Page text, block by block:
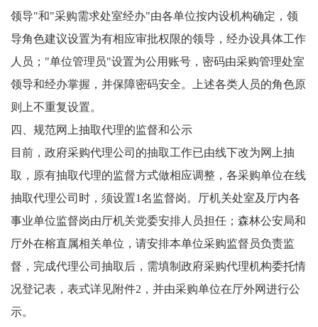
领导"和"采购需求处室经办"由各单位按内设机构确定，领
导角色建议设置为有相应审批权限的领导，经办设具体工作
人员；"单位管理员"设置为公用账号，密码由采购管理处室
领导和经办掌握，并保障密码安全。上述各类人员的角色原
则上不重复设置。
四、规范网上抽取代理的监督和公示
目前，政府采购代理公司的抽取工作已由线下改为网上抽
取，原有抽取代理的监督方式做相应调整，各采购单位在线
抽取代理公司时，须设置1名监督岗。厅机关处室及厅内各
事业单位监督岗由厅机关党委安排人员担任；森林公安局和
厅外在榕直属相关单位，请安排本单位采购监督员负责监
督，完成代理公司抽取后，需填制政府采购代理机构委托情
况登记表，表式详见附件2，并由采购单位在厅外网进行公
示。